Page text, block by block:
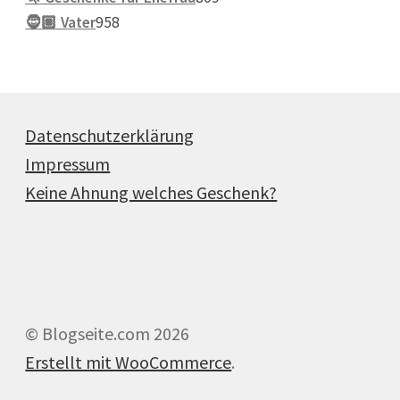
🧔🏽 Vater958
Datenschutzerklärung
Impressum
Keine Ahnung welches Geschenk?
© Blogseite.com 2026
Erstellt mit WooCommerce.